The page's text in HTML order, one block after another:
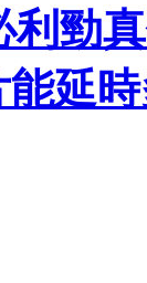
利勁
延